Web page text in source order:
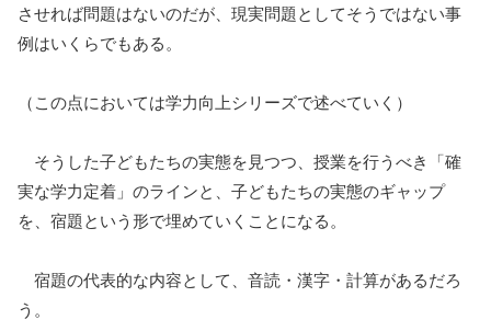
させれば問題はないのだが、現実問題としてそうではない事
例はいくらでもある。
（この点においては学力向上シリーズで述べていく）
そうした子どもたちの実態を見つつ、授業を行うべき「確
実な学力定着」のラインと、子どもたちの実態のギャップ
を、宿題という形で埋めていくことになる。
宿題の代表的な内容として、音読・漢字・計算があるだろ
う。